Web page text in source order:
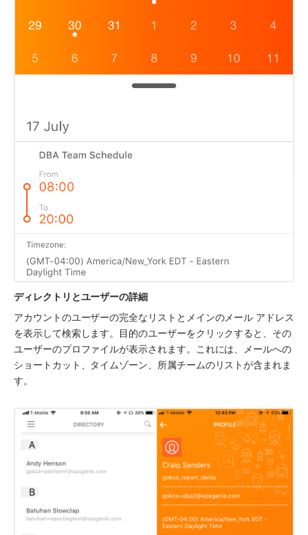
ディレクトリとユーザーの詳細
アカウントのユーザーの完全なリストとメインのメール アドレス
を表示して検索します。目的のユーザーをクリックすると、その
ユーザーのプロファイルが表示されます。これには、メールへの
ショートカット、タイムゾーン、所属チームのリストが含まれま
す。